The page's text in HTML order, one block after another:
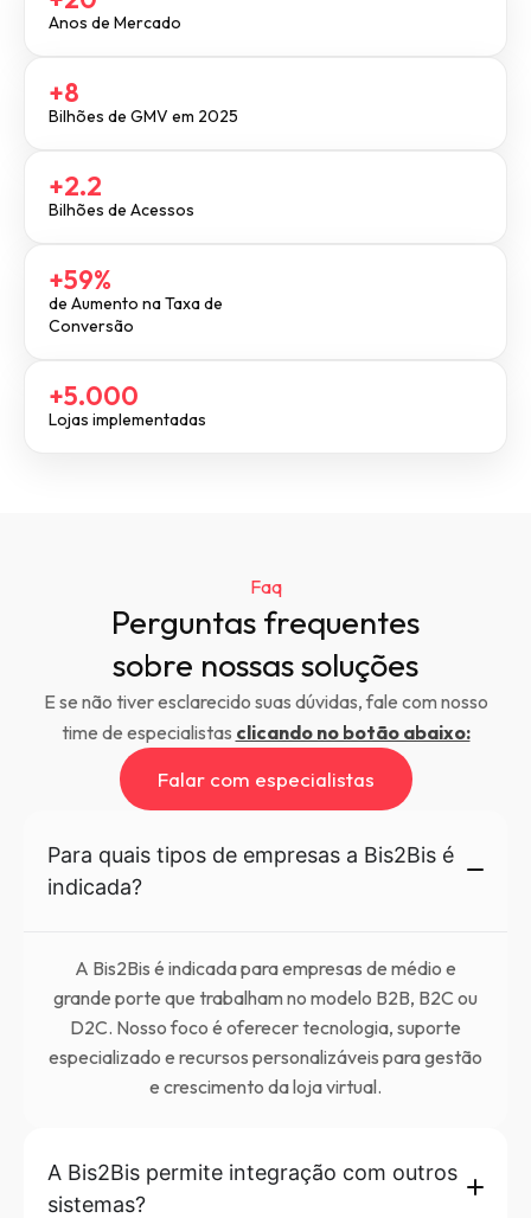
Anos de Mercado
+8
Bilhões de GMV em 2025
+2.2
Bilhões de Acessos
+59%
de Aumento na Taxa de
Conversão
+5.000
Lojas implementadas
Faq
Perguntas frequentes
sobre nossas soluções
E se não tiver esclarecido suas dúvidas, fale com nosso
time de especialistas clicando no botão abaixo:
Falar com especialistas
Para quais tipos de empresas a Bis2Bis é
indicada?
A Bis2Bis é indicada para empresas de médio e
grande porte que trabalham no modelo B2B, B2C ou
D2C. Nosso foco é oferecer tecnologia, suporte
especializado e recursos personalizáveis para gestão
e crescimento da loja virtual.
A Bis2Bis permite integração com outros
sistemas?